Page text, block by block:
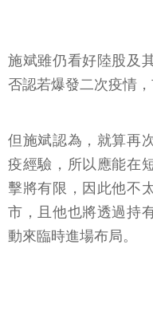
施斌雖仍看好陸股及
否認若爆發二次疫情
但施斌認為，就算再
疫經驗，所以應能在
擊將有限，因此他不
市，且他也將透過持
動來臨時進場布局。